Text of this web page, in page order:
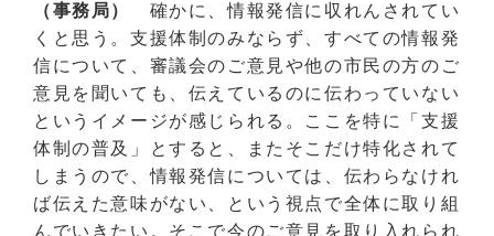
（事務局）
確かに、情報発信に収れんされてい
くと思う。支援体制のみならず、すべての情報発
信について、審議会のご意見や他の市民の方のご
意見を聞いても、伝えているのに伝わっていない
というイメージが感じられる。ここを特に「支援
体制の普及」とすると、またそこだけ特化されて
しまうので、情報発信については、伝わらなけれ
ば伝えた意味がない、という視点で全体に取り組
んでいきたい。そこで今のご意見を取り入れられ